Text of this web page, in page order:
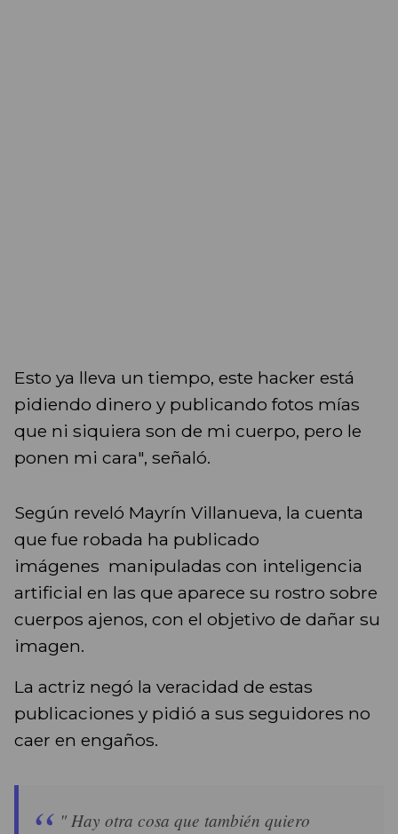
Esto ya lleva un tiempo, este hacker está
pidiendo dinero y publicando fotos mías
que ni siquiera son de mi cuerpo, pero le
ponen mi cara", señaló.
Según reveló Mayrín Villanueva, la cuenta
que fue robada ha publicado
imágenes manipuladas con inteligencia
artificial en las que aparece su rostro sobre
cuerpos ajenos, con el objetivo de dañar su
imagen.
La actriz negó la veracidad de estas
publicaciones y pidió a sus seguidores no
caer en engaños.
" Hay otra cosa que también quiero